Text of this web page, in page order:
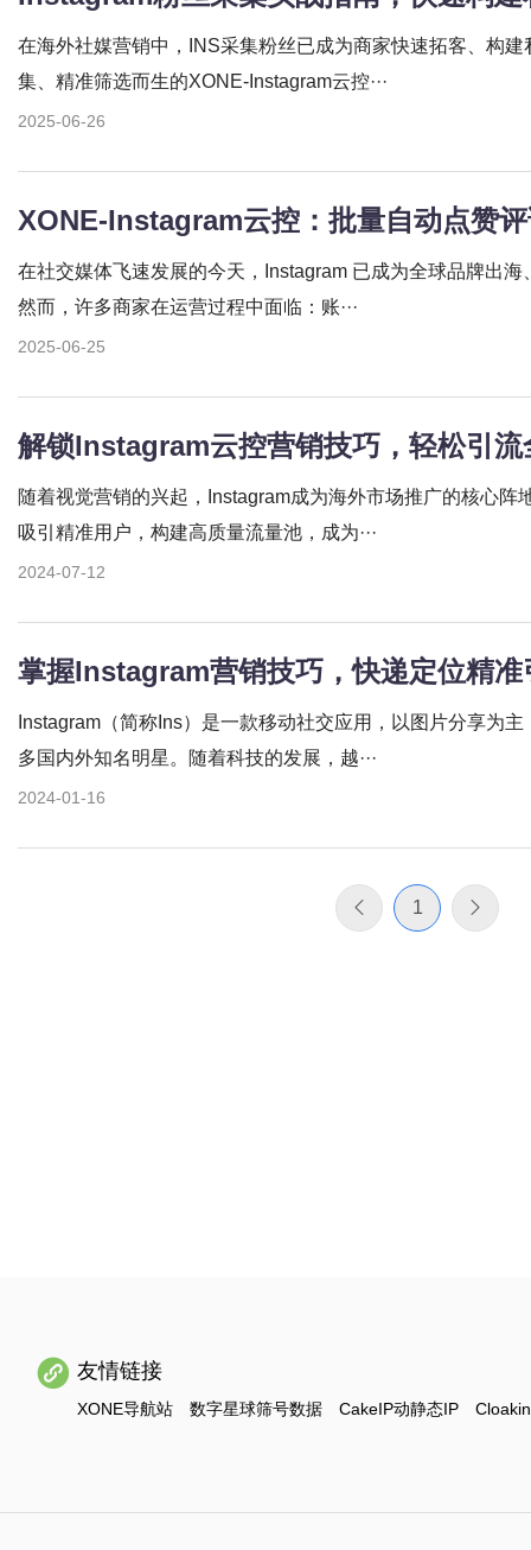
在海外社媒营销中，INS采集粉丝已成为商家快速拓客、构
集、精准筛选而生的XONE-Instagram云控···
2025-06-26
XONE-Instagram云控：批量自动点赞
在社交媒体飞速发展的今天，Instagram 已成为全球品牌出
然而，许多商家在运营过程中面临：账···
2025-06-25
解锁Instagram云控营销技巧，轻松引流
随着视觉营销的兴起，Instagram成为海外市场推广的核心阵
吸引精准用户，构建高质量流量池，成为···
2024-07-12
掌握Instagram营销技巧，快递定位精准
Instagram（简称Ins）是一款移动社交应用，以图片分享为
多国内外知名明星。随着科技的发展，越···
2024-01-16
1
友情链接
XONE导航站 数字星球筛号数据 CakeIP动静态IP